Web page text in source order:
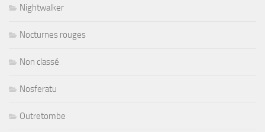
Nightwalker
Nocturnes rouges
Non classé
Nosferatu
Outretombe